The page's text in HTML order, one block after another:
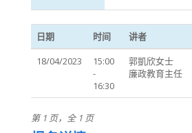
日期 时间 讲者
18/04/2023
15:00
-
16:30
郭凱欣女士
廉政教育主任
第 1 页，全 1 页